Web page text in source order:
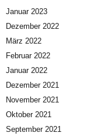
Januar 2023
Dezember 2022
März 2022
Februar 2022
Januar 2022
Dezember 2021
November 2021
Oktober 2021
September 2021